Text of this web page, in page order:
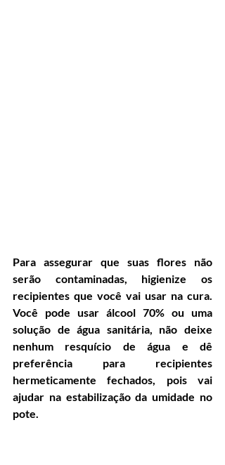
Para assegurar que suas flores não
serão contaminadas, higienize os
recipientes que você vai usar na cura.
Você pode usar álcool 70% ou uma
solução de água sanitária, não deixe
nenhum resquício de água e dê
preferência para recipientes
hermeticamente fechados, pois vai
ajudar na estabilização da umidade no
pote.